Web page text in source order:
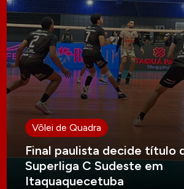
Vôlei de Quadra
Final paulista decide título
Superliga C Sudeste em
Itaquaquecetuba